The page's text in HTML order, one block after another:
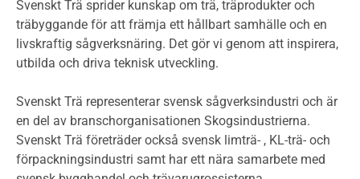
Termer och förkortningar
Planering
Klimatkalkylator hallar
Projektering av trähus - generellt
Byggsystem
Fasadsystem i skivmaterial
Svenskt Trä sprider kunskap om trä, träprodukter och
träbyggande för att främja ett hållbart samhälle och en
livskraftig sågverksnäring. Det gör vi genom att inspirera,
utbilda och driva teknisk utveckling.
Svenskt Trä representerar svensk sågverksindustri och är
en del av branschorganisationen Skogsindustrierna.
Svenskt Trä företräder också svensk limträ- , KL-trä- och
förpackningsindustri samt har ett nära samarbete med